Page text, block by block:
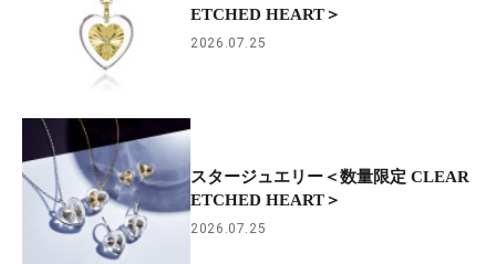
ETCHED HEART＞
2026.07.25
スタージュエリー＜数量限定 CLEAR
ETCHED HEART＞
2026.07.25